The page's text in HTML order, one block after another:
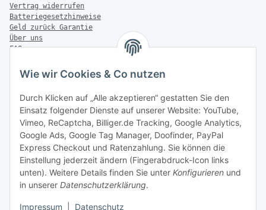
Wie wir Cookies & Co nutzen
Durch Klicken auf „Alle akzeptieren“ gestatten Sie den
Einsatz folgender Dienste auf unserer Website: YouTube,
Vimeo, ReCaptcha, Billiger.de Tracking, Google Analytics,
Google Ads, Google Tag Manager, Doofinder, PayPal
Express Checkout und Ratenzahlung. Sie können die
Einstellung jederzeit ändern (Fingerabdruck-Icon links
unten). Weitere Details finden Sie unter Konfigurieren und
in unserer Datenschutzerklärung.
Impressum Datenschutz
Vertrag widerrufen
Batteriegesetzhinweise
Geld zurück Garantie
Über uns
FAQ
Zahlung & Versand
Versandinformationen
Sonstiges